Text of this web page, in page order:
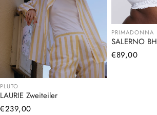
PLUTO
LAURIE Zweiteiler
Normaler
€239,00
PRIMADONNA
SALERNO BH
Normaler
€89,00